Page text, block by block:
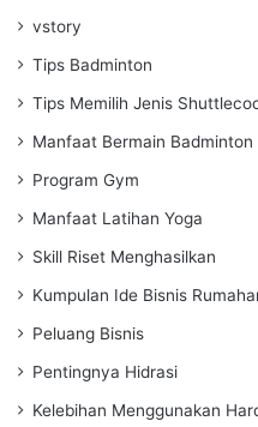
vstory
Tips Badminton
Tips Memilih Jenis
Manfaat Bermain Badminton
Program Gym
Manfaat Latihan Yoga
Skill Riset Menghasilkan
Kumpulan Ide Bisnis
Peluang Bisnis
Pentingnya Hidrasi
Kelebihan Menggunakan